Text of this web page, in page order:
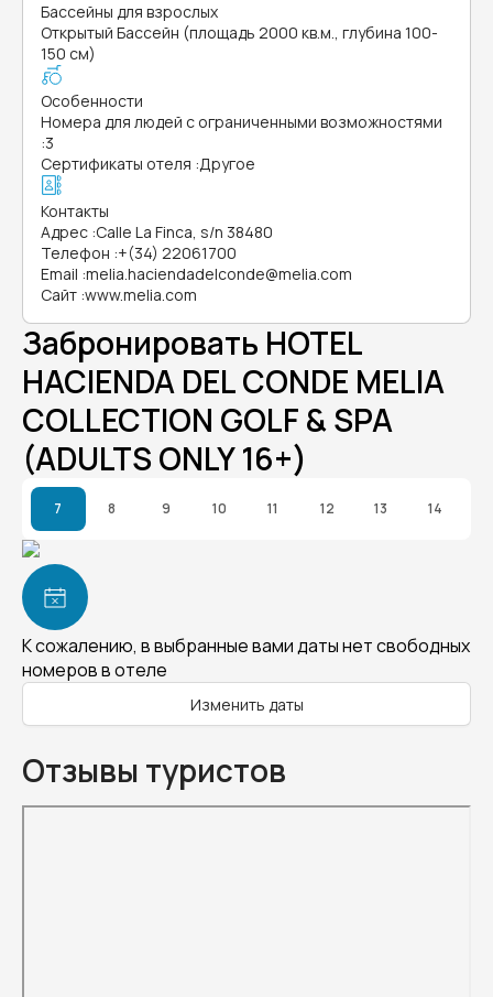
Бассейны для взрослых
Открытый Бассейн (площадь 2000 кв.м., глубина 100-
150 см)
Особенности
Номера для людей с ограниченными возможностями
:3
Сертификаты отеля :Другое
Контакты
Адрес :Calle La Finca, s/n 38480
Телефон :+(34) 22061700
Email :melia.haciendadelconde@melia.com
Сайт :www.melia.com
Забронировать HOTEL
HACIENDA DEL CONDE MELIA
COLLECTION GOLF & SPA
(ADULTS ONLY 16+)
7 8 9 10 11 12 13 14
К сожалению, в выбранные вами даты нет свободных
номеров в отеле
Изменить даты
Отзывы туристов